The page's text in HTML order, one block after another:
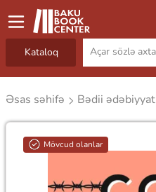
Kataloq
Əsas səhifə Bədii ədəbiyyat
Mövcud olanlar